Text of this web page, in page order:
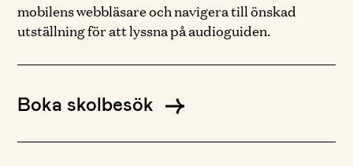
mobilens webbläsare och navigera till önskad
utställning för att lyssna på audioguiden.
Boka skolbesök